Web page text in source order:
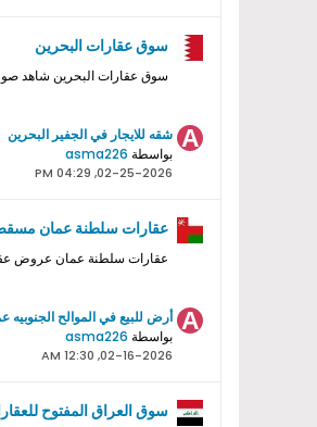
سوق عقارات البحرين
سوق عقارات البحرين شاهد
شقه للايجار في الجفير البحرين
بواسطة asma226
02-25-2026, 04:29 PM
عقارات سلطنة عمان مسقط
عقارات سلطنة عمان عروض
أرض للبيع في الموالح الجنوبيه
بواسطة asma226
02-16-2026, 12:30 AM
سوق العراق المفتوح